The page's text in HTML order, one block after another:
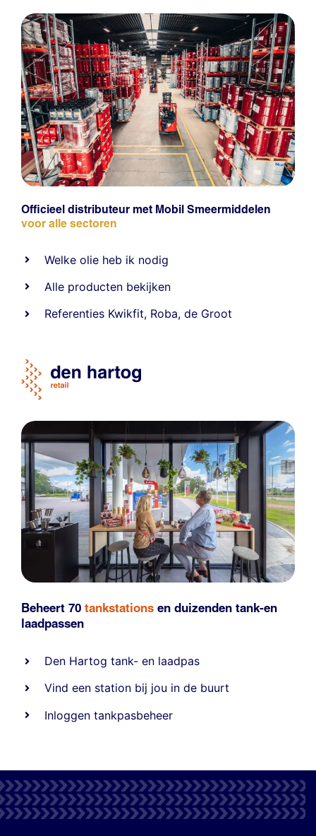
Officieel distributeur met Mobil Smeermiddelen
voor alle sectoren
Welke olie heb ik nodig
Alle producten bekijken
Referenties Kwikfit, Roba,de Groot
Beheert 70 tankstations en duizenden tank-en
laadpassen
Den Hartog tank- en laadpas
Vind een station bij jou in de buurt
Inloggen tankpasbeheer